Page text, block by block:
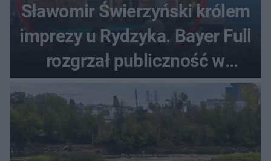
Sławomir Świerzyński królem
imprezy u Rydzyka. Bayer Full
rozgrzał publiczność w
Toruniu